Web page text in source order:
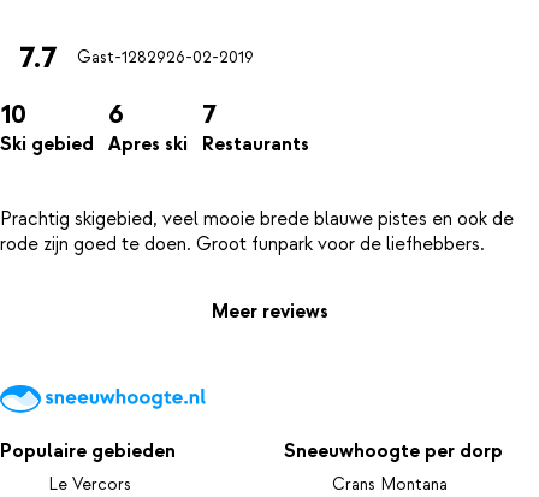
7.7 Gast-1282926-02-2019
10
Ski gebied
6
Apres ski
7
Restaurants
Prachtig skigebied, veel mooie brede blauwe pistes en ook de
Meer reviews
Populaire gebieden
Le Vercors
Sneeuwhoogte per dorp
Crans Montana